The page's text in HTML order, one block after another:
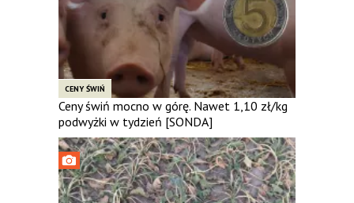
CENY ŚWIŃ
Ceny świń mocno w górę. Nawet 1,10 zł/kg
podwyżki w tydzień [SONDA]